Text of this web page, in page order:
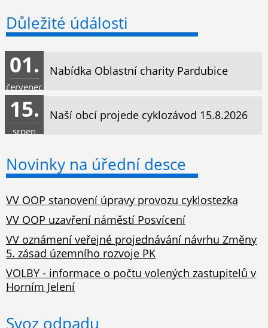
Důležité údálosti
Nabídka Oblastní charity Pardubice
01.
červenec
Naší obcí projede cyklozávod 15.8.2026
15.
srpen
Novinky na úřední desce
VV OOP stanovení úpravy provozu cyklostezka
VV OOP uzavření náměstí Posvícení
VV oznámení veřejné projednávání návrhu Změny
5. zásad územního rozvoje PK
VOLBY - informace o počtu volených zastupitelů v
Horním Jelení
Svoz odpadu